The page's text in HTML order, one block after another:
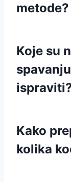
metode?
Koje su
Kako
kolika